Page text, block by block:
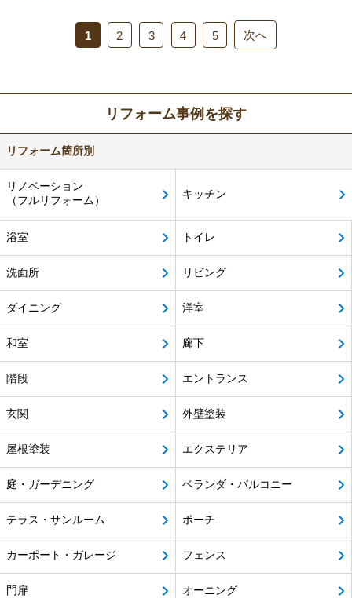
1 2 3 4 5 次へ
リフォーム事例を探す
リフォーム箇所別
リノベーション
（フルリフォーム）
キッチン
浴室 トイレ
洗面所 リビング
ダイニング 洋室
和室 廊下
階段 エントランス
玄関 外壁塗装
屋根塗装 エクステリア
庭・ガーデニング ベランダ・バルコニー
テラス・サンルーム ポーチ
カーポート・ガレージ フェンス
門扉 オーニング